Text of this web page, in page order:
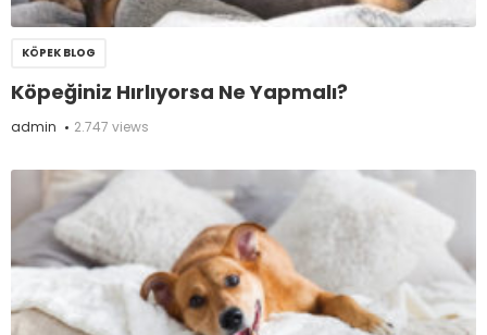
KÖPEK BLOG
Köpeğiniz Hırlıyorsa Ne Yapmalı?
admin 2.747 views